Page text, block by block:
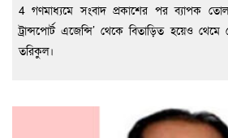
4 গণমাধ্যমে সংবাদ প্রকাশের পর ব্যাপক
ট্রান্সপোর্ট এজেন্সি’ থেকে বিতাড়িত হয়েও
তরিকুল।